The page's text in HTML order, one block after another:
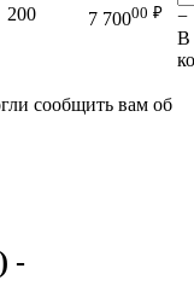
200 7 70000 ₽
−
В
сообщить вам об
-